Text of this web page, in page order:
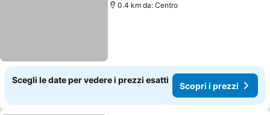
0.4 km da: Centro
Scegli le date per vedere i prezzi esatti
Scopri i prezzi